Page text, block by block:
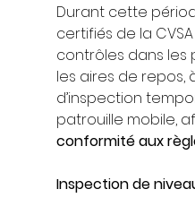
Durant cette
certifiés de la
contrôles dans les
les aires de repos,
d’inspection
patrouille mobile,
conformité aux
Inspection de